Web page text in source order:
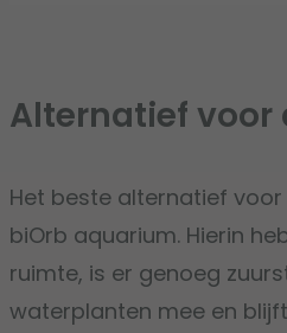
Alternatief voor
Het beste alternatief
biOrb aquarium. Hierin
ruimte, is er genoeg
waterplanten mee en